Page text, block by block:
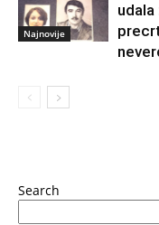
Najnovije
udala
Search